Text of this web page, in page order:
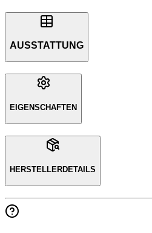
AUSSTATTUNG
EIGENSCHAFTEN
HERSTELLERDETAILS